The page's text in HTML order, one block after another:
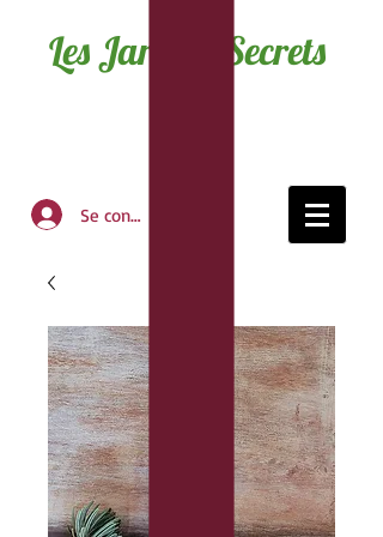
Les Jardins Secrets
Se connecter